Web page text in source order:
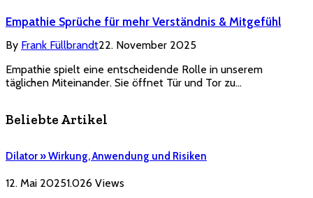
Empathie Sprüche für mehr Verständnis & Mitgefühl
By Frank Füllbrandt22. November 2025
Empathie spielt eine entscheidende Rolle in unserem
täglichen Miteinander. Sie öffnet Tür und Tor zu…
Beliebte Artikel
Dilator » Wirkung, Anwendung und Risiken
12. Mai 20251.026 Views